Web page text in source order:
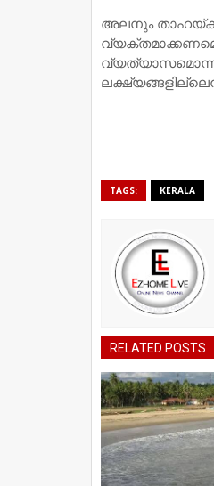
അലനും
TAGS: KERALA
RELATED POSTS